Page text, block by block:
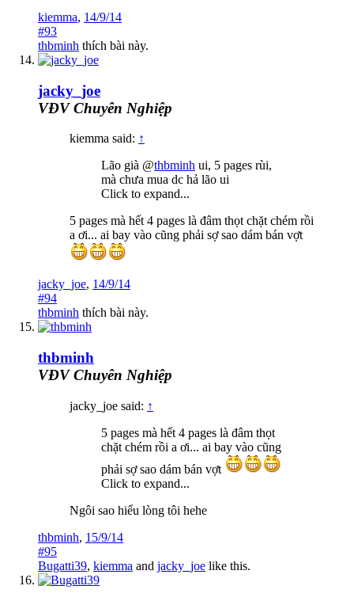
kiemma, 14/9/14
#93
thbminh thích bài này.
jacky_joe
VĐV Chuyên Nghiệp
kiemma said: ↑
Lão già @thbminh ui, 5 pages rùi,
mà chưa mua dc hả lão ui
Click to expand...
5 pages mà hết 4 pages là đâm thọt chặt chém rồi
a ơi... ai bay vào cũng phải sợ sao dám bán vợt
jacky_joe, 14/9/14
#94
thbminh thích bài này.
thbminh
VĐV Chuyên Nghiệp
jacky_joe said: ↑
5 pages mà hết 4 pages là đâm thọt
chặt chém rồi a ơi... ai bay vào cũng
phải sợ sao dám bán vợt
Click to expand...
Ngôi sao hiểu lòng tôi hehe
thbminh, 15/9/14
#95
Bugatti39, kiemma and jacky_joe like this.